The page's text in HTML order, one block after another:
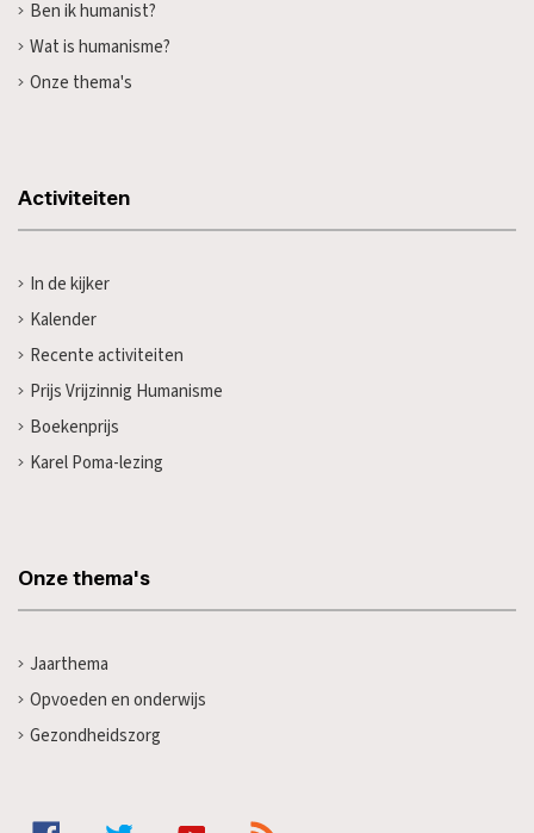
Ben ik humanist?
Wat is humanisme?
Onze thema's
Activiteiten
In de kijker
Kalender
Recente activiteiten
Prijs Vrijzinnig Humanisme
Boekenprijs
Karel Poma-lezing
Onze thema's
Jaarthema
Opvoeden en onderwijs
Gezondheidszorg